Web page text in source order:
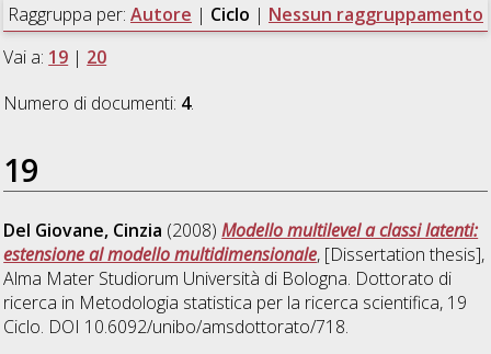
Raggruppa per: Autore | Ciclo | Nessun raggruppamento
Vai a: 19 | 20
Numero di documenti: 4.
19
Del Giovane, Cinzia (2008)Modello multilevel a classi latenti:
estensione al modello multidimensionale, [Dissertation thesis],
Alma Mater Studiorum Università di Bologna. Dottorato di
ricerca in Metodologia statistica per la ricerca scientifica, 19
Ciclo. DOI 10.6092/unibo/amsdottorato/718.